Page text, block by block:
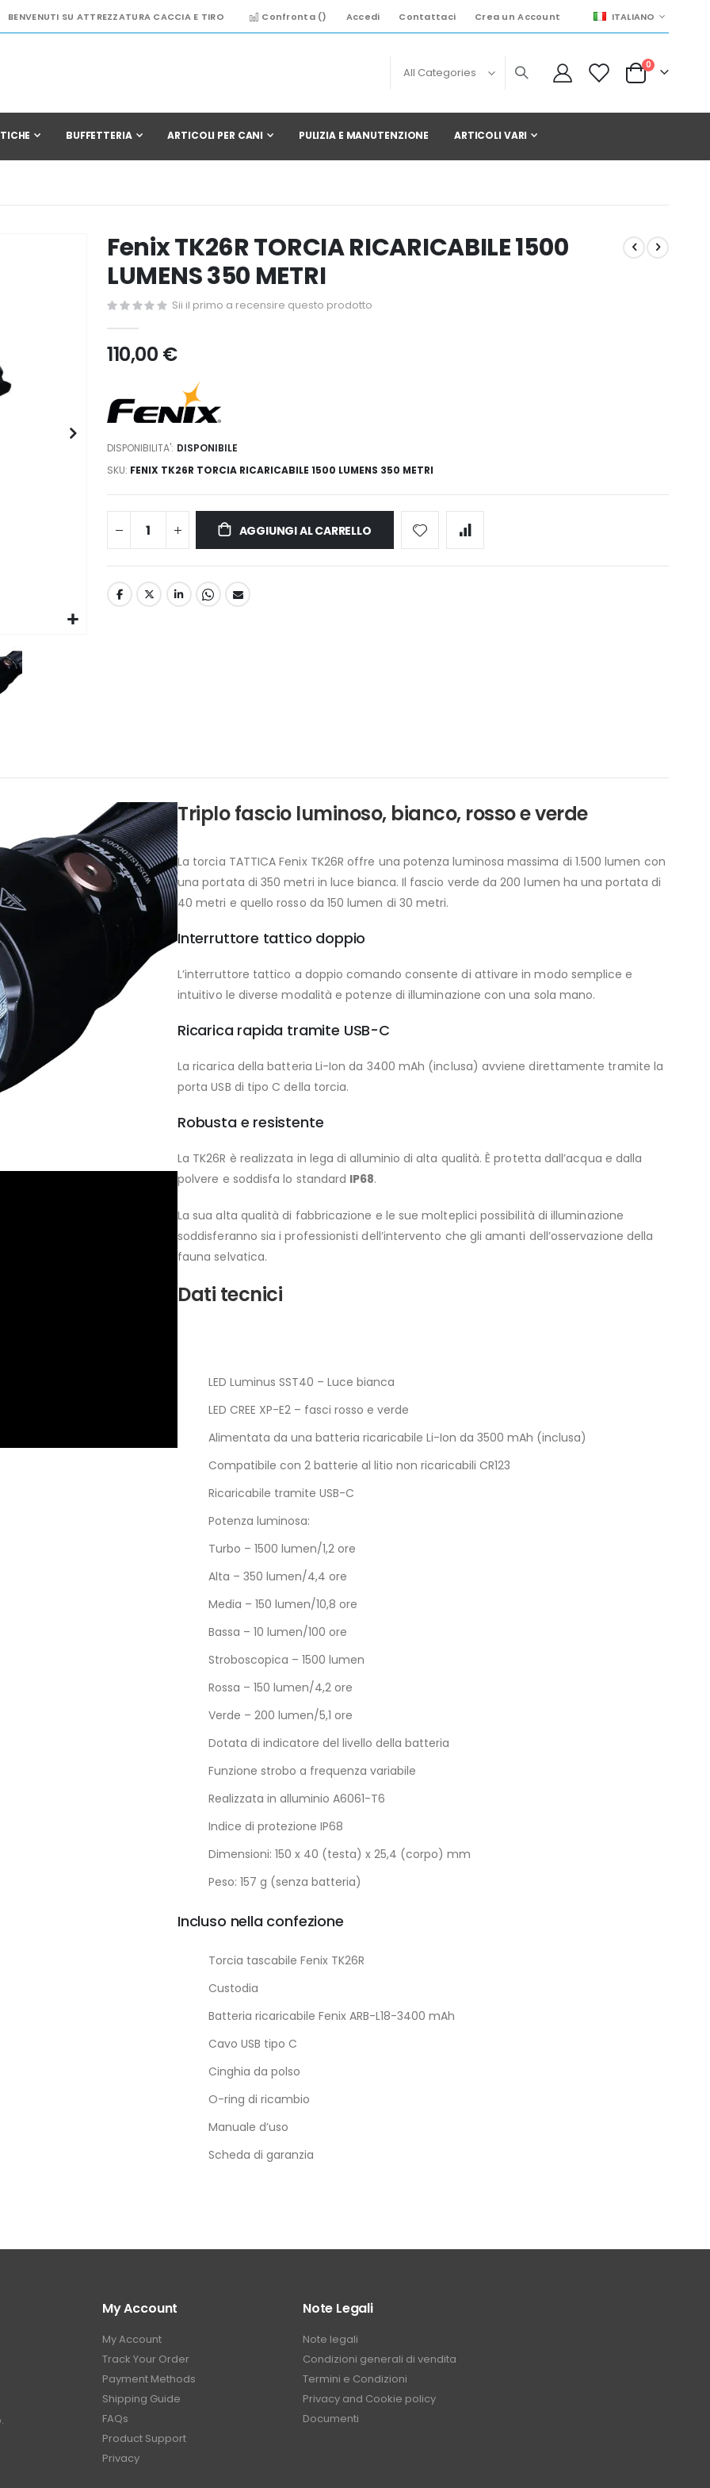
BENVENUTI SU ATTREZZATURA CACCIA E TIRO Confronta () Accedi Contattaci Crea un Account LINGUAITALIANO
Cart
0elementi
BUFFETTERIA ARTICOLI PER CANI PULIZIA E MANUTENZIONE ARTICOLI VARI
Fenix TK26R TORCIA RICARICABILE 1500
LUMENS 350 METRI
Sii il primo a recensire questo prodotto
110,00 €
DISPONIBILITA': DISPONIBILE
SKU FENIX TK26R TORCIA RICARICABILE 1500 LUMENS 350 METRI
AGGIUNGI AL CARRELLO
Triplo fascio luminoso, bianco, rosso e verde
La torcia TATTICA Fenix TK26R offre una potenza luminosa massima di 1.500 lumen con
una portata di 350 metri in luce bianca. Il fascio verde da 200 lumen ha una portata di
40 metri e quello rosso da 150 lumen di 30 metri.
Interruttore tattico doppio
L’interruttore tattico a doppio comando consente di attivare in modo semplice e
intuitivo le diverse modalità e potenze di illuminazione con una sola mano.
Ricarica rapida tramite USB-C
La ricarica della batteria Li-Ion da 3400 mAh (inclusa) avviene direttamente tramite la
porta USB di tipo C della torcia.
Robusta e resistente
La TK26R è realizzata in lega di alluminio di alta qualità. È protetta dall’acqua e dalla
polvere e soddisfa lo standard IP68.
La sua alta qualità di fabbricazione e le sue molteplici possibilità di illuminazione
soddisferanno sia i professionisti dell’intervento che gli amanti dell’osservazione della
fauna selvatica.
Dati tecnici
LED Luminus SST40 – Luce bianca
LED CREE XP-E2 – fasci rosso e verde
Alimentata da una batteria ricaricabile Li-Ion da 3500 mAh (inclusa)
Compatibile con 2 batterie al litio non ricaricabili CR123
Ricaricabile tramite USB-C
Potenza luminosa:
Turbo – 1500 lumen/1,2 ore
Alta – 350 lumen/4,4 ore
Media – 150 lumen/10,8 ore
Bassa – 10 lumen/100 ore
Stroboscopica – 1500 lumen
Rossa – 150 lumen/4,2 ore
Verde – 200 lumen/5,1 ore
Dotata di indicatore del livello della batteria
Funzione strobo a frequenza variabile
Realizzata in alluminio A6061-T6
Indice di protezione IP68
Dimensioni: 150 x 40 (testa) x 25,4 (corpo) mm
Peso: 157 g (senza batteria)
Incluso nella confezione
Torcia tascabile Fenix TK26R
Custodia
Batteria ricaricabile Fenix ARB-L18-3400 mAh
Cavo USB tipo C
Cinghia da polso
O-ring di ricambio
Manuale d’uso
Scheda di garanzia
My Account
My Account
Track Your Order
Payment Methods
Shipping Guide
FAQs
Product Support
Privacy
Note Legali
Note legali
Condizioni generali di vendita
Termini e Condizioni
Privacy and Cookie policy
Documenti